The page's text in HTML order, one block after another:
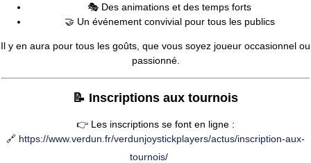
🎭 Des animations et des temps forts
🤝 Un événement convivial pour tous les publics
Il y en aura pour tous les goûts, que vous soyez joueur occasionnel ou
passionné.
📝 Inscriptions aux tournois
👉 Les inscriptions se font en ligne :
🔗 https://www.verdun.fr/verdunjoystickplayers/actus/inscription-aux-
tournois/